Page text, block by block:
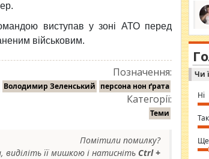
виступав у зоні АТО перед
військовим.
Позначення:
Володимир Зеленський персона нон ґрата
Категорії:
Теми
Помітили помилку?
виділіть її мишкою і натисніть Ctrl +
за
ми
in
⇒
Чи
Ні
Так
Ще